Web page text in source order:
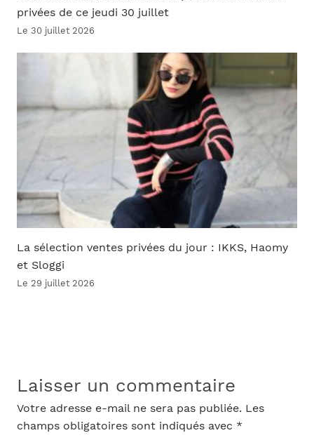
privées de ce jeudi 30 juillet
Le 30 juillet 2026
La sélection ventes privées du jour : IKKS, Haomy
et Sloggi
Le 29 juillet 2026
Laisser un commentaire
Votre adresse e-mail ne sera pas publiée. Les
champs obligatoires sont indiqués avec *